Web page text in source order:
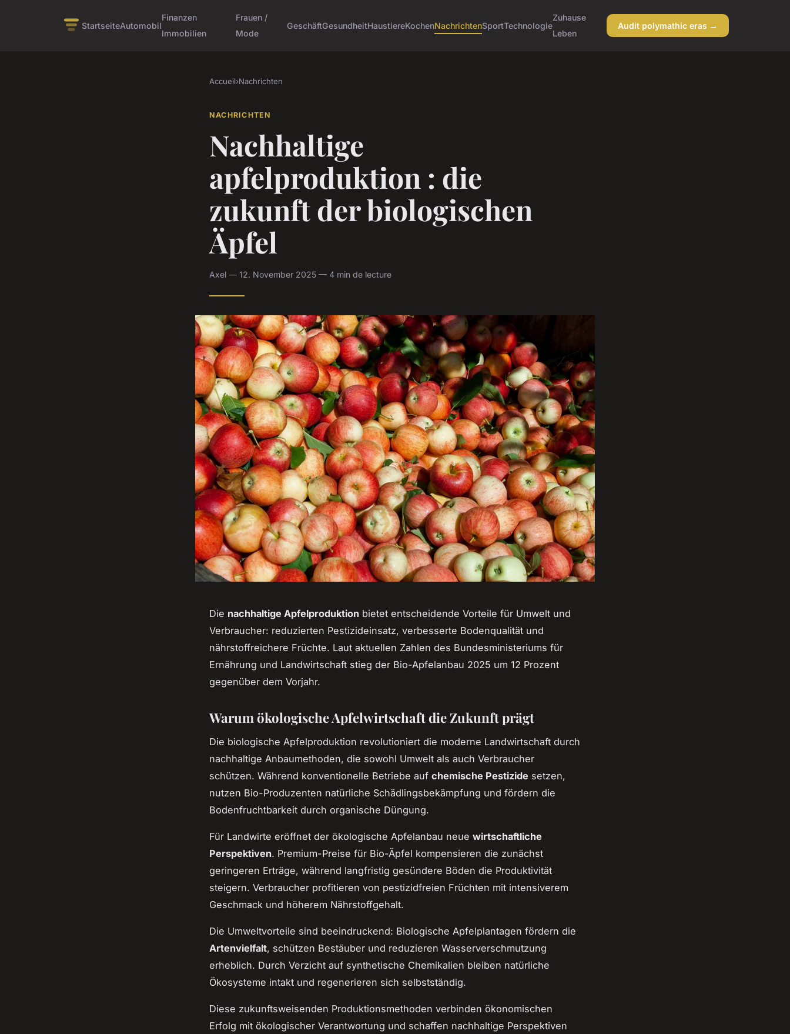
StartseiteAutomobil
Finanzen
Immobilien
Frauen /
Mode
GeschäftGesundheitHaustiereKochenNachrichtenSportTechnologie
Zuhause
Leben
Audit polymathic eras →
Accueil›Nachrichten
NACHRICHTEN
Nachhaltige
apfelproduktion : die
zukunft der biologischen
Äpfel
Axel — 12. November 2025 — 4 min de lecture
Die nachhaltige Apfelproduktion bietet entscheidende Vorteile für Umwelt und
Verbraucher: reduzierten Pestizideinsatz, verbesserte Bodenqualität und
nährstoffreichere Früchte. Laut aktuellen Zahlen des Bundesministeriums für
Ernährung und Landwirtschaft stieg der Bio-Apfelanbau 2025 um 12 Prozent
gegenüber dem Vorjahr.
Warum ökologische Apfelwirtschaft die Zukunft prägt
Die biologische Apfelproduktion revolutioniert die moderne Landwirtschaft durch
nachhaltige Anbaumethoden, die sowohl Umwelt als auch Verbraucher
schützen. Während konventionelle Betriebe auf chemische Pestizide setzen,
nutzen Bio-Produzenten natürliche Schädlingsbekämpfung und fördern die
Bodenfruchtbarkeit durch organische Düngung.
Für Landwirte eröffnet der ökologische Apfelanbau neue wirtschaftliche
Perspektiven. Premium-Preise für Bio-Äpfel kompensieren die zunächst
geringeren Erträge, während langfristig gesündere Böden die Produktivität
steigern. Verbraucher profitieren von pestizidfreien Früchten mit intensiverem
Geschmack und höherem Nährstoffgehalt.
Die Umweltvorteile sind beeindruckend: Biologische Apfelplantagen fördern die
Artenvielfalt, schützen Bestäuber und reduzieren Wasserverschmutzung
erheblich. Durch Verzicht auf synthetische Chemikalien bleiben natürliche
Ökosysteme intakt und regenerieren sich selbstständig.
Diese zukunftsweisenden Produktionsmethoden verbinden ökonomischen
Erfolg mit ökologischer Verantwortung und schaffen nachhaltige Perspektiven